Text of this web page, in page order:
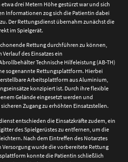
drei Metern Höhe gestürzt war und sich
Informationen zog sich die Patientin dabei
Der Rettungsdienst übernahm zunächst die
im Spielgerät.
Rettung durchführen zu können,
des Einsatzes ein
Technische Hilfeleistung (AB-TH)
sogenannte Rettungsplattform. Hierbei
Arbeitsplattform aus Aluminium,
konzipiert ist. Durch ihre flexible
Gelände eingesetzt werden und
Zugang zu erhöhten Einsatzstellen.
entschieden die Einsatzkräfte zudem, ein
des Spielgerüstes zu entfernen, um die
Nach dem Eintreffen des Notarztes
wurde die vorbereitete Rettung
konnte die Patientin schließlich